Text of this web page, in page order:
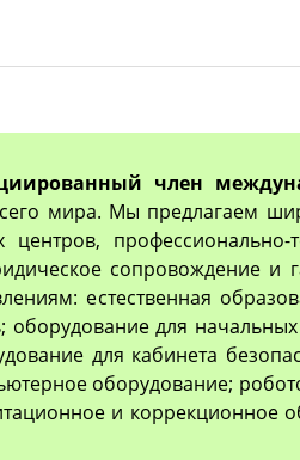
член
мира. Мы предлагаем
центров,
сопровождение
естественная
оборудование для
для кабинета
оборудование;
и коррекционное